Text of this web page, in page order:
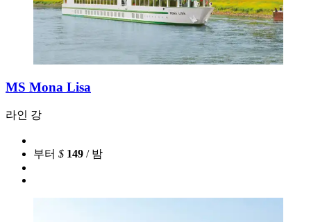
MS Mona Lisa
라인 강
부터 $ 149 / 밤